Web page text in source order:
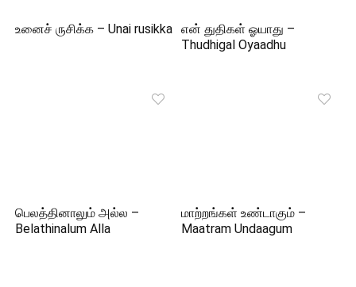
உனைச் ருசிக்க – Unai rusikka என் துதிகள் ஓயாது –
Thudhigal Oyaadhu
பெலத்தினாலும் அல்ல –
Belathinalum Alla
மாற்றங்கள் உண்டாகும் –
Maatram Undaagum